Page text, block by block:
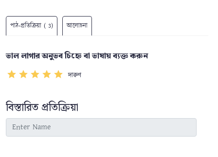
পাঠ-প্রতিক্রিয়া ( 3) আলোচনা
ভাল লাগার অনুভব চিহ্নে বা ভাষায় ব্যক্ত করুন
দারুণ
বিস্তারিত প্রতিক্রিয়া